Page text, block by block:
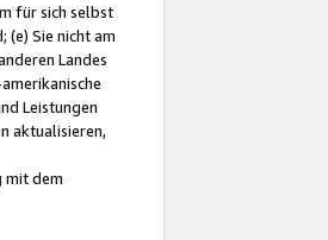
für sich selbst
(e) Sie nicht am
Landes
Leistungen
aktualisieren,
mit dem